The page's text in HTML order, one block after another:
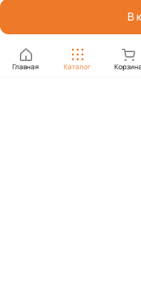
В
Главная Каталог Корзина